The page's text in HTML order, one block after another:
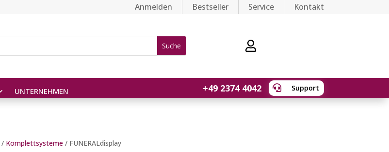
Anmelden Bestseller Service Kontakt

UNTERNEHMEN +49 2374 4042  Support
/ Komplettsysteme / FUNERALdisplay